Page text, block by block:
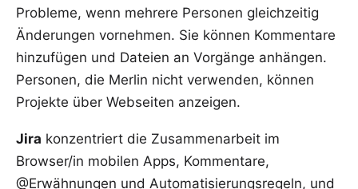
Probleme, wenn mehrere Personen gleichzeitig
Änderungen vornehmen. Sie können Kommentare
hinzufügen und Dateien an Vorgänge anhängen.
Personen, die Merlin nicht verwenden, können
Projekte über Webseiten anzeigen.
Jira konzentriert die Zusammenarbeit im
Browser/in mobilen Apps, Kommentare,
@Erwähnungen und Automatisierungsregeln, und